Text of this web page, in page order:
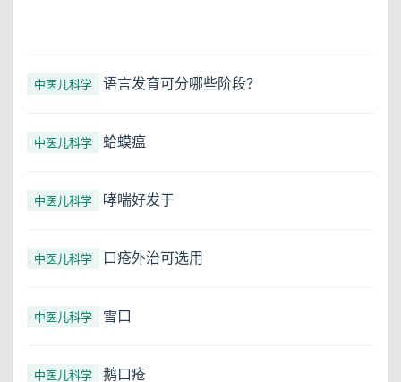
中医儿科学 语言发育可分哪些阶段？
中医儿科学 蛤蟆瘟
中医儿科学 哮喘好发于
中医儿科学 口疮外治可选用
中医儿科学 雪口
中医儿科学 鹅口疮